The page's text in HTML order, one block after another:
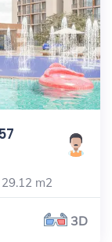
29.12 m2
3D